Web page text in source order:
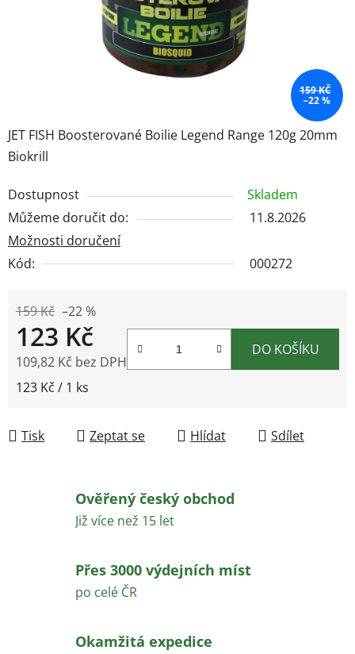
JET FISH Boosterované Boilie Legend Range 120g 20mm
Biokrill
Dostupnost
Skladem
Můžeme doručit do:
11.8.2026
Možnosti doručení
Kód:
000272
159 Kč –22 %
123 Kč
109,82 Kč bez DPH
Měrná cena:
123 Kč / 1 ks
DO KOŠÍKU
Tisk Zeptat se Hlídat Sdílet
159 KČ
–22 %
Ověřený český obchod
Již více než 15 let
Přes 3000 výdejních míst
po celé ČR
Okamžitá expedice